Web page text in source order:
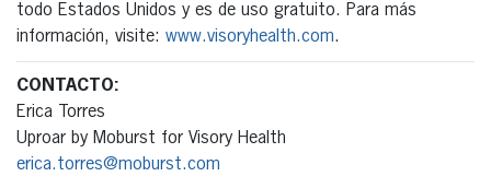
todo Estados Unidos y es de uso gratuito. Para más
información, visite: www.visoryhealth.com.
CONTACTO:
Erica Torres
Uproar by Moburst for Visory Health
erica.torres@moburst.com